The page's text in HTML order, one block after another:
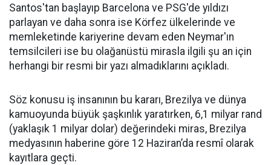
Santos'tan başlayıp Barcelona ve PSG'de yıldızı
parlayan ve daha sonra ise Körfez ülkelerinde ve
memleketinde kariyerine devam eden Neymar'ın
temsilcileri ise bu olağanüstü mirasla ilgili şu an için
herhangi bir resmi bir yazı almadıklarını açıkladı.
Söz konusu iş insanının bu kararı, Brezilya ve dünya
kamuoyunda büyük şaşkınlık yaratırken, 6,1 milyar rand
(yaklaşık 1 milyar dolar) değerindeki miras, Brezilya
medyasının haberine göre 12 Haziran’da resmî olarak
kayıtlara geçti.